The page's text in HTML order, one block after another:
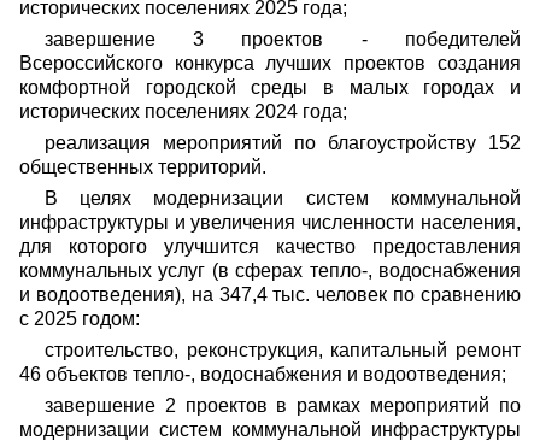
исторических поселениях 2025 года;
завершение 3 проектов - победителей
Всероссийского конкурса лучших проектов создания
комфортной городской среды в малых городах и
исторических поселениях 2024 года;
реализация мероприятий по благоустройству 152
общественных территорий.
В целях модернизации систем коммунальной
инфраструктуры и увеличения численности населения,
для которого улучшится качество предоставления
коммунальных услуг (в сферах тепло-, водоснабжения
и водоотведения), на 347,4 тыс. человек по сравнению
с 2025 годом:
строительство, реконструкция, капитальный ремонт
46 объектов тепло-, водоснабжения и водоотведения;
завершение 2 проектов в рамках мероприятий по
модернизации систем коммунальной инфраструктуры